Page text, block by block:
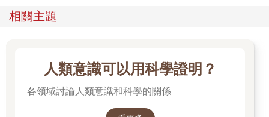
循著這些思維脈絡，對於健康的追尋，似乎未來需要一個全新的
胞（微生物）則由多達330萬個微生物基因所控制。生命之初，從
受精卵單細胞開始發育到初生前，胎兒期胃腸是無菌的。隨著出
生，身體開始與外界接觸，生產的過程、哺乳的方式，以及成長
後從情緒、壓力、食物、空氣等，體內的腸道菌不斷持續改變生
態平衡。當某些「壞」的細菌過度生長會破壞原有的微生物平衡
相關主題
人類意識可以用科學證明？
各領域討論人類意識和科學的關係